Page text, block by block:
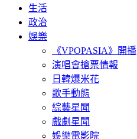
生活
政治
娛樂
《VPOPASIA》開播
演唱會搶票情報
日韓爆米花
歌手動態
綜藝星聞
戲劇星聞
娛樂電影院